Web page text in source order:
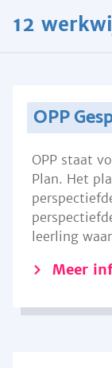
12
OPP
OPP staat
Plan. Het
leerling
Meer